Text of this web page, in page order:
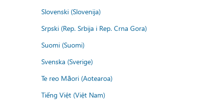
Slovenski (Slovenija)
Srpski (Rep. Srbija i Rep. Crna Gora)
Suomi (Suomi)
Svenska (Sverige)
Te reo Māori (Aotearoa)
Tiếng Việt (Việt Nam)